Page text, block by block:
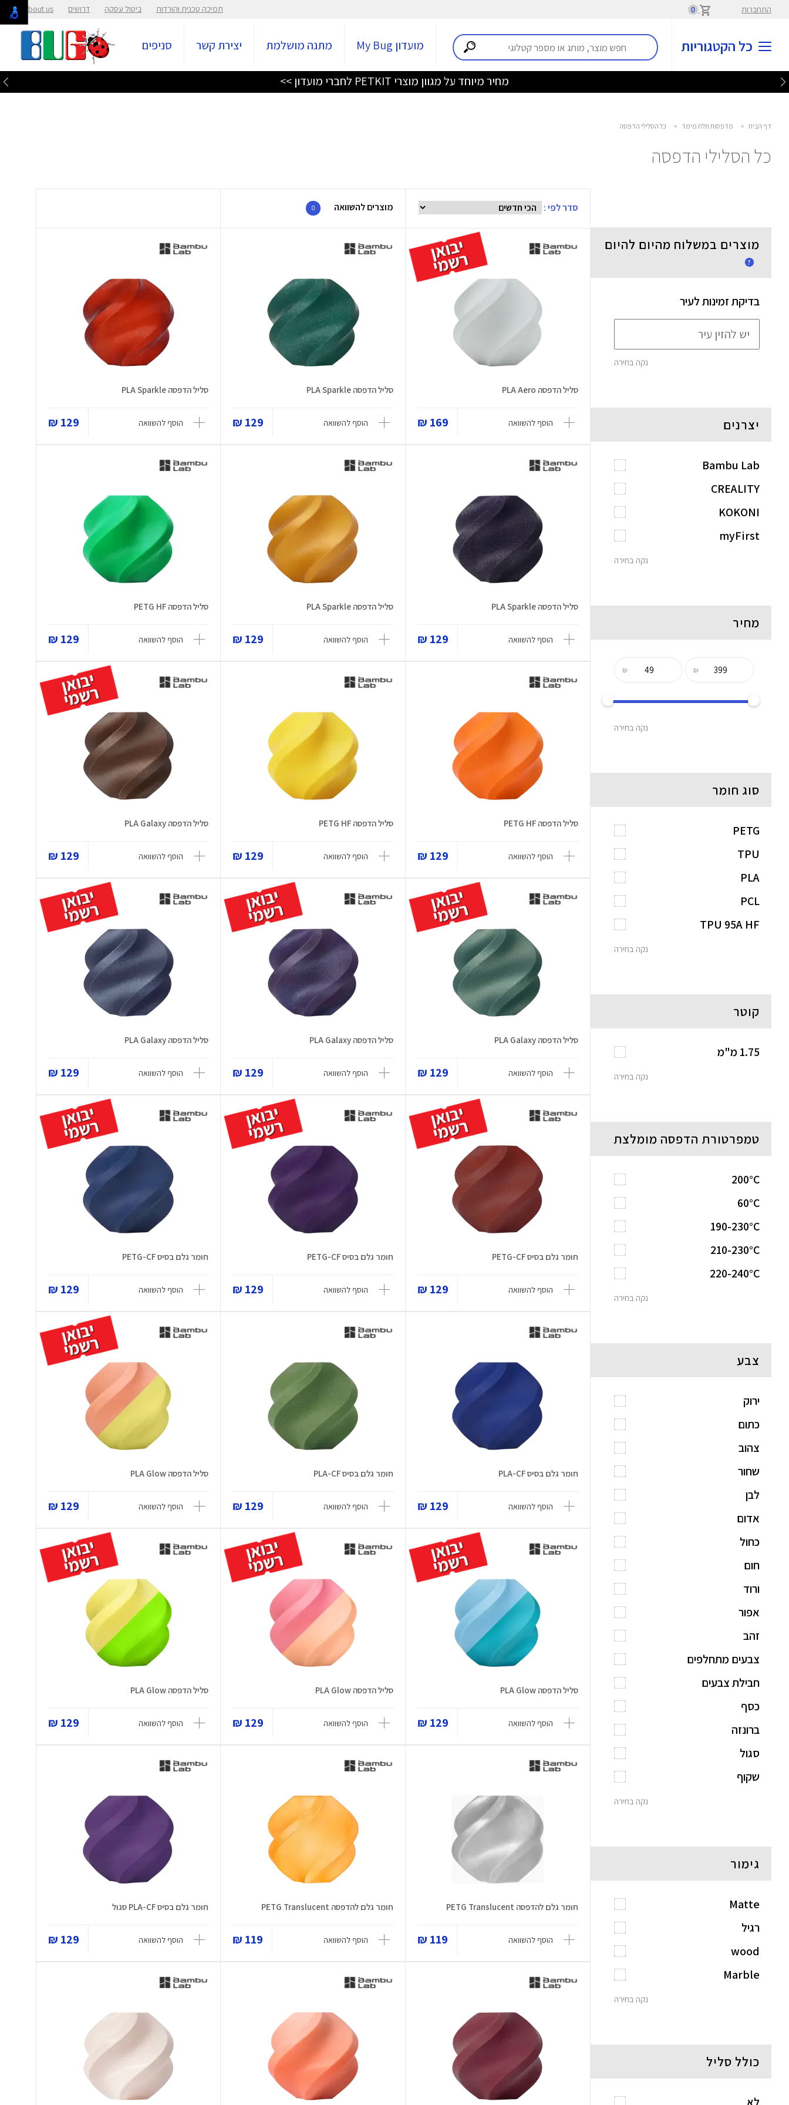
התחברות 0 תמיכה טכנית והורדות ביטול עסקה דרושים About us
כל הקטגוריות מועדון My Bug מתנה מושלמת יצירת קשר סניפים
מחיר מיוחד על מגוון מוצרי PETKIT לחברי מועדון >>
דף הבית > מדפסות תלת מימד > כל הסלילי הדפסה
כל הסלילי הדפסה
סדר לפי : מוצרים להשוואה 0
סליל הדפסה PLA Aero
הוסף להשוואה 169 ₪
סליל הדפסה PLA Sparkle
הוסף להשוואה 129 ₪
סליל הדפסה PLA Sparkle
הוסף להשוואה 129 ₪
סליל הדפסה PLA Sparkle
הוסף להשוואה 129 ₪
סליל הדפסה PLA Sparkle
הוסף להשוואה 129 ₪
סליל הדפסה PETG HF
הוסף להשוואה 129 ₪
סליל הדפסה PETG HF
הוסף להשוואה 129 ₪
סליל הדפסה PETG HF
הוסף להשוואה 129 ₪
סליל הדפסה PLA Galaxy
הוסף להשוואה 129 ₪
סליל הדפסה PLA Galaxy
הוסף להשוואה 129 ₪
סליל הדפסה PLA Galaxy
הוסף להשוואה 129 ₪
סליל הדפסה PLA Galaxy
הוסף להשוואה 129 ₪
חומר גלם בסיס PETG-CF
הוסף להשוואה 129 ₪
חומר גלם בסיס PETG-CF
הוסף להשוואה 129 ₪
חומר גלם בסיס PETG-CF
הוסף להשוואה 129 ₪
חומר גלם בסיס PLA-CF
הוסף להשוואה 129 ₪
חומר גלם בסיס PLA-CF
הוסף להשוואה 129 ₪
סליל הדפסה PLA Glow
הוסף להשוואה 129 ₪
סליל הדפסה PLA Glow
הוסף להשוואה 129 ₪
סליל הדפסה PLA Glow
הוסף להשוואה 129 ₪
סליל הדפסה PLA Glow
הוסף להשוואה 129 ₪
חומר גלם להדפסה PETG Translucent
הוסף להשוואה 119 ₪
חומר גלם להדפסה PETG Translucent
הוסף להשוואה 119 ₪
חומר גלם בסיס PLA-CF סגול
הוסף להשוואה 129 ₪
מוצרים במשלוח מהיום להיום
?
בדיקת זמינות לעיר
נקה בחירה
יצרנים
Bambu Lab
CREALITY
KOKONI
myFirst
נקה בחירה
מחיר
₪
₪
נקה בחירה
סוג חומר
PETG
TPU
PLA
PCL
TPU 95A HF
נקה בחירה
קוטר
1.75 מ"מ
נקה בחירה
טמפרטורת הדפסה מומלצת
200°C
60°C
190-230°C
210-230°C
220-240°C
נקה בחירה
צבע
ירוק
כתום
צהוב
שחור
לבן
אדום
כחול
חום
ורוד
אפור
זהב
צבעים מתחלפים
חבילת צבעים
כסף
ברונזה
סגול
שקוף
נקה בחירה
גימור
Matte
רגיל
wood
Marble
נקה בחירה
כולל סליל
לא